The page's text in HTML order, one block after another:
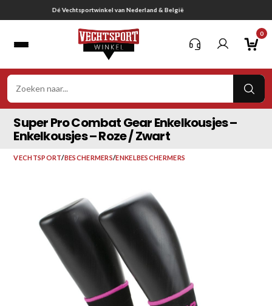
naar
Gratis verzending vanaf € 75,-
0
Super Pro Combat Gear Enkelkousjes –
Enkelkousjes – Roze / Zwart
VECHTSPORT/BESCHERMERS/ENKELBESCHERMERS